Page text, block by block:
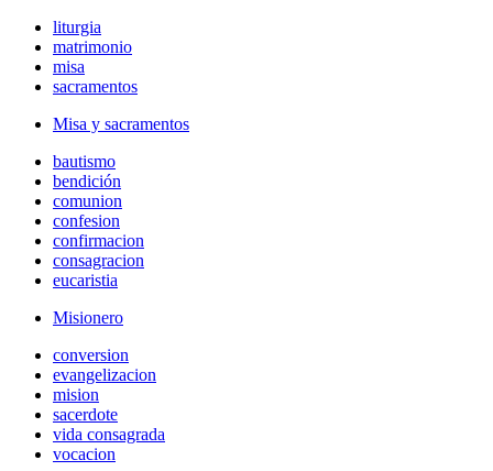
liturgia
matrimonio
misa
sacramentos
Misa y sacramentos
bautismo
bendición
comunion
confesion
confirmacion
consagracion
eucaristia
Misionero
conversion
evangelizacion
mision
sacerdote
vida consagrada
vocacion